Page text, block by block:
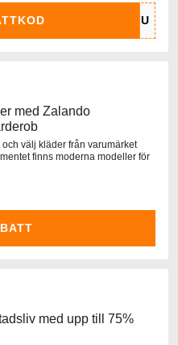
med Zalando
välj kläder från varumärket
finns moderna modeller för
med upp till 75%